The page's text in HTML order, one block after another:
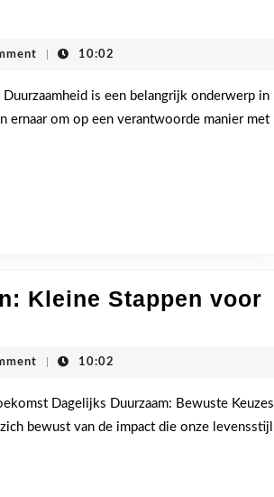
10:02
is een belangrijk onderwerp in
ernaar om op een verantwoorde manier met
Kleine Stappen voor
10:02
Dagelijks Duurzaam: Bewuste Keuzes
bewust van de impact die onze levensstijl